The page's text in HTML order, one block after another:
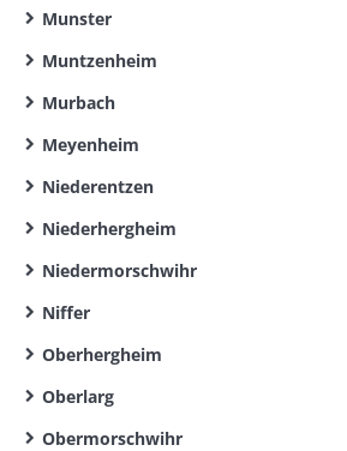
Munster
Muntzenheim
Murbach
Meyenheim
Niederentzen
Niederhergheim
Niedermorschwihr
Niffer
Oberhergheim
Oberlarg
Obermorschwihr